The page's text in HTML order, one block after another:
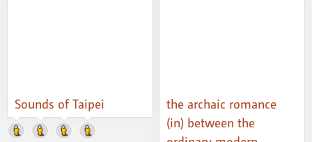
Sounds of Taipei
the archaic romance
(in) between the